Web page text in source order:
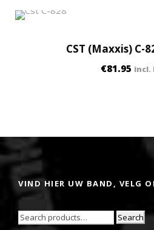
CST (Maxxis) C-
€81.95 incl.
VIND HIER UW BAND, VELG
Search